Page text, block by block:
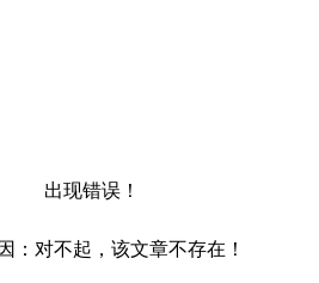
出现错误！
：对不起，该文章不存在！